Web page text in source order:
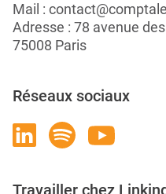
Mail :
Adresse : 78 avenue
75008 Paris
Réseaux sociaux
Travailler chez